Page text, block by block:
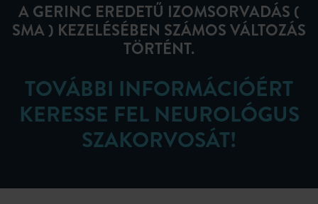
A GERINC EREDETŰ IZOMSORVADÁS (
SMA ) KEZELÉSÉBEN SZÁMOS VÁLTOZÁS
TÖRTÉNT.
TOVÁBBI INFORMÁCIÓÉRT
KERESSE FEL NEUROLÓGUS
SZAKORVOSÁT!